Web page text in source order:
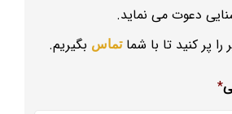
دعوت می نماید.
را پر کنید تا با شماتماس بگیریم.
*